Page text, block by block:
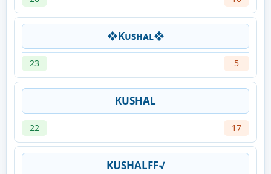
❖Kᴜsʜᴀʟ❖
23 5
KUSHAL
22 17
KUSHALFF√